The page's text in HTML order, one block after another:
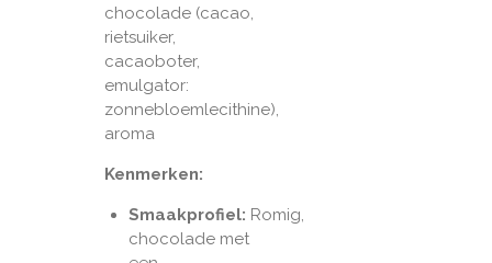
chocolade (cacao,
rietsuiker,
cacaoboter,
emulgator:
zonnebloemlecithine),
aroma
Kenmerken:
Smaakprofiel: Romig,
chocolade met